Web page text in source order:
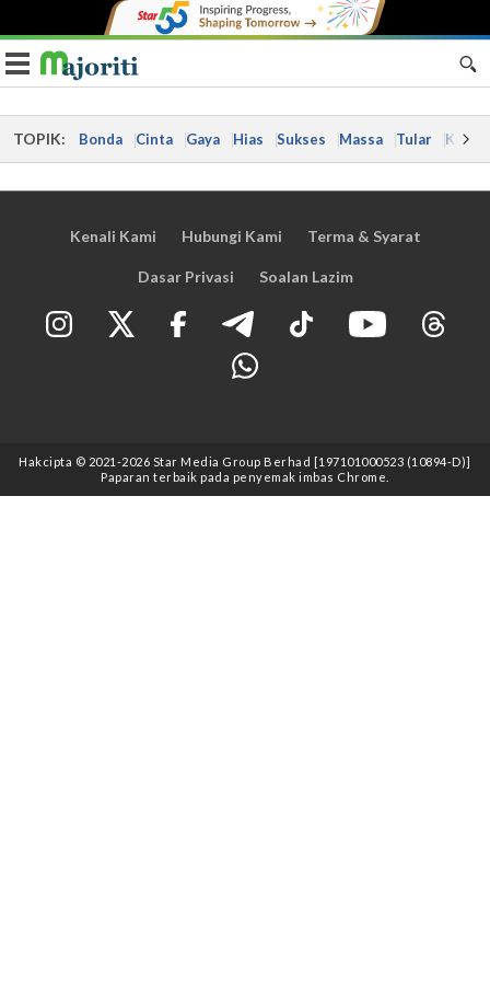
Toggle navigation
TOPIK: Bonda Cinta Gaya Hias Sukses Massa Tular Kes
Kenali Kami Hubungi Kami Terma & Syarat
Dasar Privasi Soalan Lazim
Hakcipta © 2021 -2026 Star Media Group Berhad [197101000523 (10894-D)]
Paparan terbaik pada penyemak imbas Chrome.